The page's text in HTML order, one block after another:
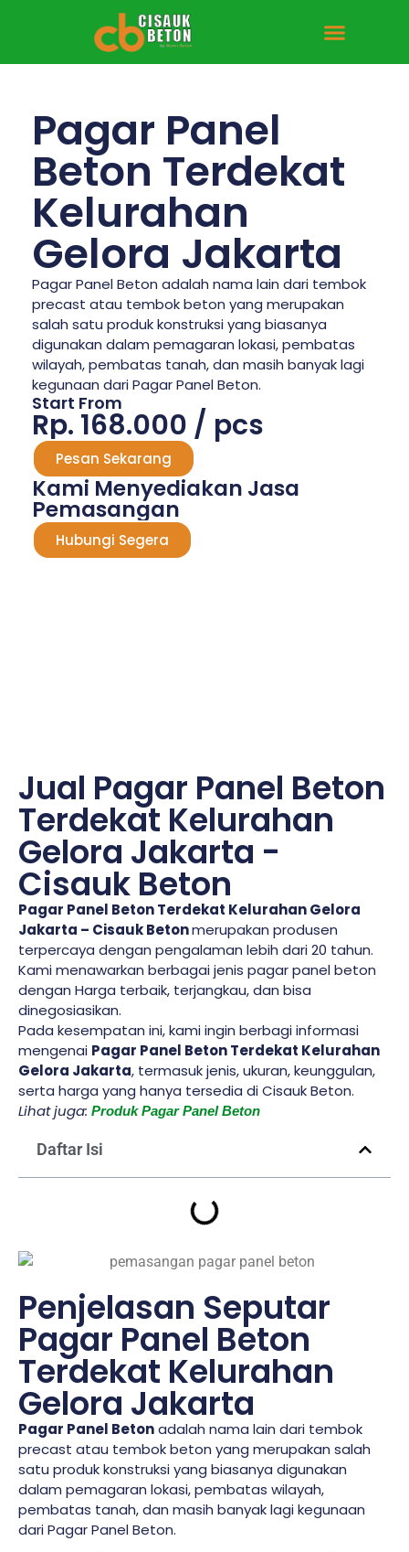
Pagar Panel
Beton Terdekat
Kelurahan
Gelora Jakarta
Pagar Panel Beton adalah nama lain dari tembok
precast atau tembok beton yang merupakan
salah satu produk konstruksi yang biasanya
digunakan dalam pemagaran lokasi, pembatas
wilayah, pembatas tanah, dan masih banyak lagi
kegunaan dari Pagar Panel Beton.
Start From
Rp. 168.000 / pcs
Pesan Sekarang
Kami Menyediakan Jasa
Pemasangan
Hubungi Segera
Jual Pagar Panel Beton
Terdekat Kelurahan
Gelora Jakarta -
Cisauk Beton
Pagar Panel Beton Terdekat Kelurahan Gelora
Jakarta – Cisauk Betonmerupakan produsen
terpercaya dengan pengalaman lebih dari 20 tahun.
Kami menawarkan berbagai jenis pagar panel beton
dengan Harga terbaik, terjangkau, dan bisa
dinegosiasikan.
Pada kesempatan ini, kami ingin berbagi informasi
mengenai Pagar Panel Beton Terdekat Kelurahan
Gelora Jakarta, termasuk jenis, ukuran, keunggulan,
serta harga yang hanya tersedia di Cisauk Beton.
Lihat juga: Produk Pagar Panel Beton
Daftar Isi
Penjelasan Seputar
Pagar Panel Beton
Terdekat Kelurahan
Gelora Jakarta
Pagar Panel Betonadalah nama lain dari tembok
precast atau tembok beton yang merupakan salah
satu produk konstruksi yang biasanya digunakan
dalam pemagaran lokasi, pembatas wilayah,
pembatas tanah, dan masih banyak lagi kegunaan
dari Pagar Panel Beton.